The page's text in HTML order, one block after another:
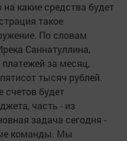
какие средства будет
такое
По словам
Саннатуллина,
за месяц,
тысяч рублей.
счетов будет
часть - из
задача сегодня -
команды. Мы